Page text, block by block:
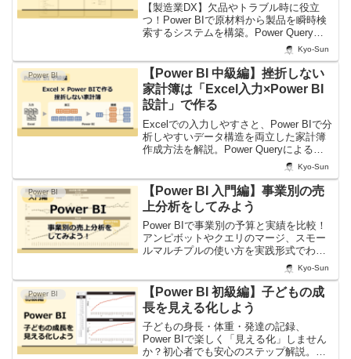
【製造業DX】欠品やトラブル時に役立
つ！Power BIで原材料から製品を瞬時検
索するシステムを構築。Power Queryに
よるデータ整形からスタースキーマモデ
リングまで、初学者向けに手順を徹底解
説します。
Kyo-Sun
Power BI
【Power BI 中級編】挫折しない
家計簿は「Excel入力×Power BI
設計」で作る
Excelでの入力しやすさと、Power BIで分
析しやすいデータ構造を両立した家計簿
作成方法を解説。Power Queryによるデ
ータ加工やスタースキーマ設計の考え
方、継続できる家計管理の実践ノウハウ
を紹介します。
Kyo-Sun
Power BI
【Power BI 入門編】事業別の売
上分析をしてみよう
Power BIで事業別の予算と実績を比較！
アンピボットやクエリのマージ、スモー
ルマルチプルの使い方を実践形式でわか
Kyo-Sun
Power BI
【Power BI 初級編】子どもの成
長を見える化しよう
子どもの身長・体重・発達の記録、
Power BIで楽しく「見える化」しません
か？初心者でも安心のステップ解説。家